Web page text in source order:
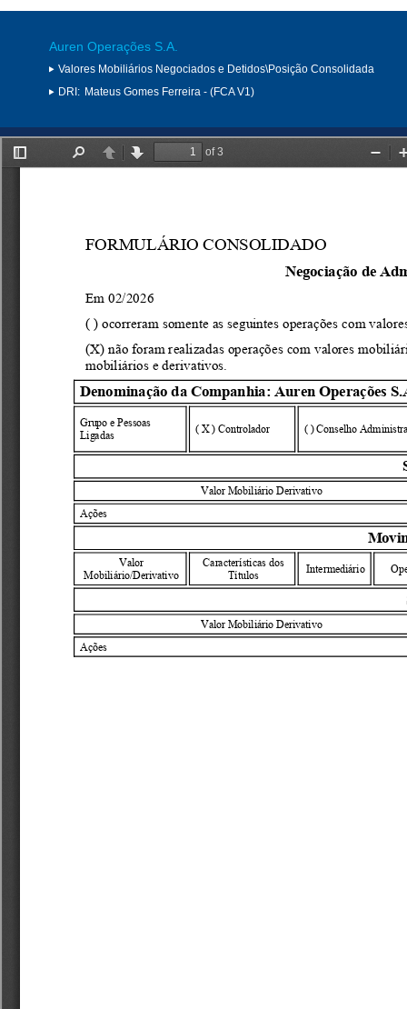
Auren Operações S.A.
Valores Mobiliários Negociados e Detidos\Posição Consolidada
DRI: Mateus Gomes Ferreira - (FCA V1)